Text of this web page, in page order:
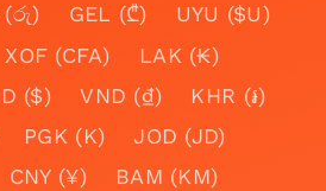
(රු) GEL (₾)
UYU ($U)
XOF (CFA)
LAK (₭)
($) VND (₫)
KHR (៛)
PGK (K)
JOD (JD)
CNY (¥)
BAM (KM)